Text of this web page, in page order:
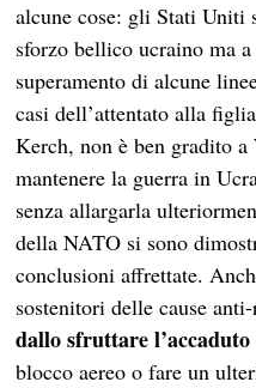
alcune cose: gli Stati Uniti
sforzo bellico ucraino ma
superamento di alcune
casi dell’attentato alla
Kerch, non è ben gradito
mantenere la guerra in
senza allargarla
della NATO si sono
conclusioni affrettate.
sostenitori delle cause
dallo sfruttare l’accaduto
blocco aereo o fare un